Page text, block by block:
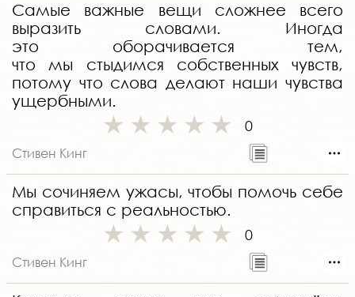
Самые важные вещи сложнее всего
выразить словами. Иногда
это оборачивается тем,
что мы стыдимся собственных чувств,
потому что слова делают наши чувства
ущербными.
0
Стивен Кинг
Мы сочиняем ужасы, чтобы помочь себе
справиться с реальностью.
0
Стивен Кинг